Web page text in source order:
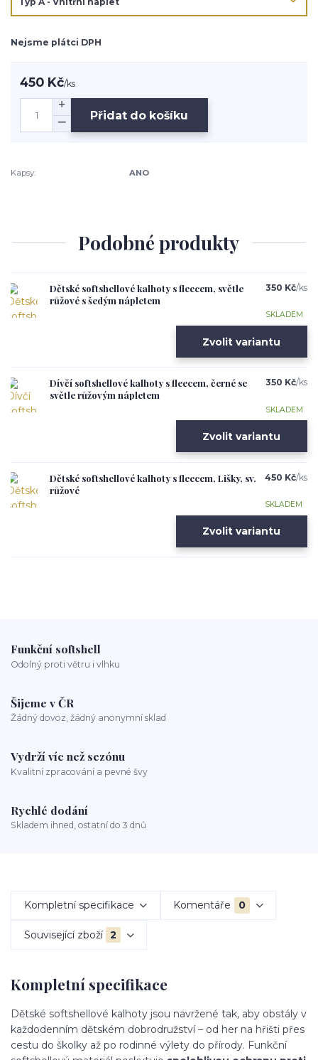
Nejsme plátci DPH
450 Kč/ks
Přidat do košíku
Kapsy: ANO
Podobné produkty
Dětské softshellové kalhoty s fleecem, světle
růžové s šedým nápletem
350 Kč/ks
SKLADEM
Zvolit variantu
Dívčí softshellové kalhoty s fleecem, černé se
světle růžovým nápletem
350 Kč/ks
SKLADEM
Zvolit variantu
Dětské softshellové kalhoty s fleecem, Lišky, sv.
růžové
450 Kč/ks
SKLADEM
Zvolit variantu
Funkční softshell
Odolný proti větru i vlhku
Šijeme v ČR
Žádný dovoz, žádný anonymní sklad
Vydrží víc než sezónu
Kvalitní zpracování a pevné švy
Rychlé dodání
Skladem ihned, ostatní do 3 dnů
Kompletní specifikace Komentáře 0
Související zboží 2
Kompletní specifikace
Dětské softshellové kalhoty jsou navržené tak, aby obstály v
každodenním dětském dobrodružství – od her na hřišti přes
cestu do školky až po rodinné výlety do přírody. Funkční